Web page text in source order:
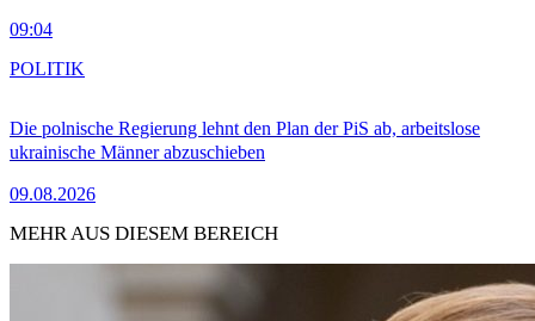
09:04
Die polnische Regierung lehnt den Plan der PiS ab, arbeitslose
ukrainische Männer abzuschieben
09.08.2026
POLITIK
MEHR AUS DIESEM BEREICH